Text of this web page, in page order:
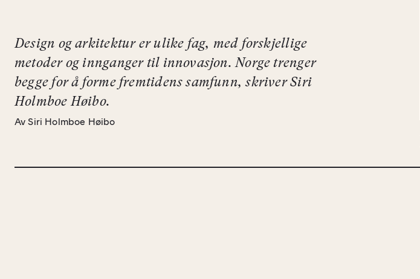
Design og arkitektur er ulike fag, med forskjellige
metoder og innganger til innovasjon. Norge trenger
begge for å forme fremtidens samfunn, skriver Siri
Holmboe Høibo.
Av Siri Holmboe Høibo